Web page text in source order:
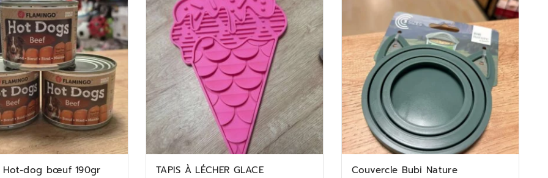
Hot-dog bœuf 190gr TAPIS À LÉCHER GLACE Couvercle Bubi Nature